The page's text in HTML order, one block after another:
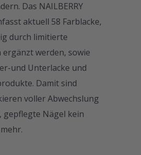
Das NAILBERRY
aktuell 58 Farblacke,
durch limitierte
ergänzt werden, sowie
und Unterlacke und
Damit sind
voller Abwechslung
gepflegte Nägel kein